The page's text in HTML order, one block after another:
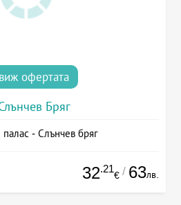
виж офертата
Бряг
- Слънчев бряг
32.21
€ / 63лв.